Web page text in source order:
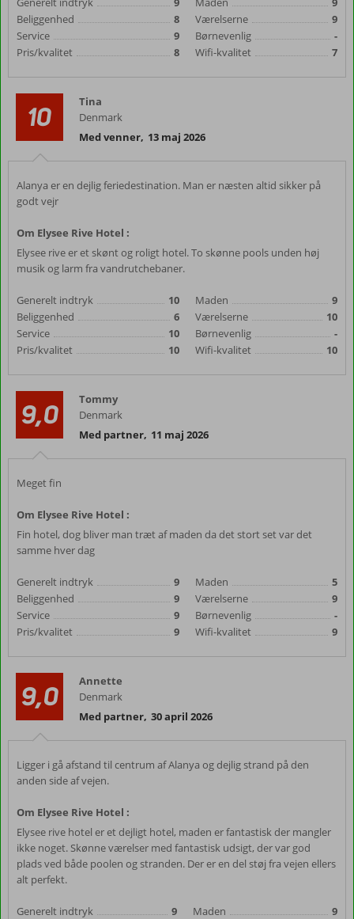
Beliggenhed
8
Service
9
Pris/kvalitet
8
Værelserne
9
Børnevenlig
-
Wifi-kvalitet
7
10
Tina
Denmark
Med venner, 13 maj 2026
Alanya er en dejlig feriedestination. Man er næsten altid sikker på
godt vejr
Om Elysee Rive Hotel :
Elysee rive er et skønt og roligt hotel. To skønne pools unden høj
musik og larm fra vandrutchebaner.
Generelt indtryk
10
Beliggenhed
6
Service
10
Pris/kvalitet
10
Maden
9
Værelserne
10
Børnevenlig
-
Wifi-kvalitet
10
9,0
Tommy
Denmark
Med partner, 11 maj 2026
Meget fin
Om Elysee Rive Hotel :
Fin hotel, dog bliver man træt af maden da det stort set var det
samme hver dag
Generelt indtryk
9
Beliggenhed
9
Service
9
Pris/kvalitet
9
Maden
5
Værelserne
9
Børnevenlig
-
Wifi-kvalitet
9
9,0
Annette
Denmark
Med partner, 30 april 2026
Ligger i gå afstand til centrum af Alanya og dejlig strand på den
anden side af vejen.
Om Elysee Rive Hotel :
Elysee rive hotel er et dejligt hotel, maden er fantastisk der mangler
ikke noget. Skønne værelser med fantastisk udsigt, der var god
plads ved både poolen og stranden. Der er en del støj fra vejen ellers
alt perfekt.
Generelt indtryk
9
Maden
9